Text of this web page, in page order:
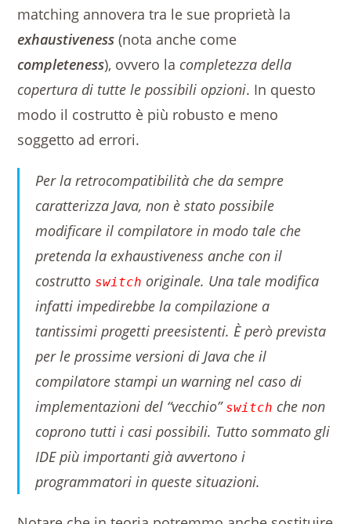
matching annovera tra le sue proprietà la
exhaustiveness(nota anche come
completeness), ovvero la completezza della
copertura di tutte le possibili opzioni. In questo
modo il costrutto è più robusto e meno
soggetto ad errori.
Per la retrocompatibilità che da sempre
caratterizza Java, non è stato possibile
modificare il compilatore in modo tale che
pretenda la exhaustiveness anche con il
costrutto switch originale. Una tale modifica
infatti impedirebbe la compilazione a
tantissimi progetti preesistenti. È però prevista
per le prossime versioni di Java che il
compilatore stampi un warning nel caso di
implementazioni del “vecchio” switch che non
coprono tutti i casi possibili. Tutto sommato gli
IDE più importanti già avvertono i
programmatori in queste situazioni.